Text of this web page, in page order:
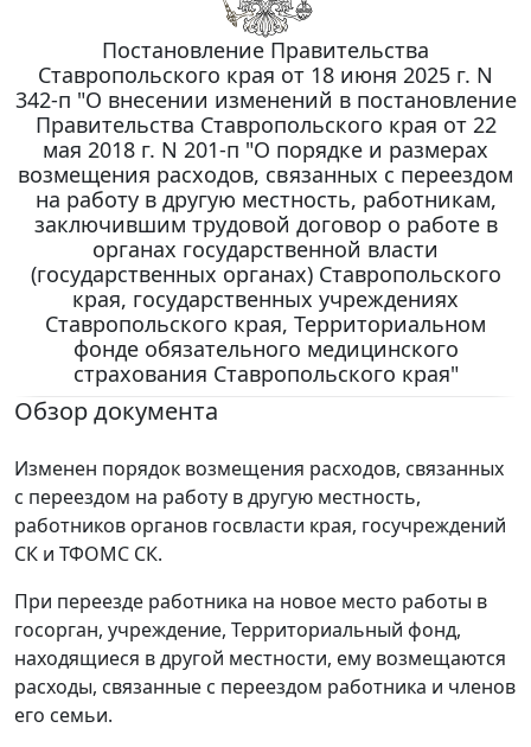
Постановление Правительства
Ставропольского края от 18 июня 2025 г. N
342-п "О внесении изменений в постановление
Правительства Ставропольского края от 22
мая 2018 г. N 201-п "О порядке и размерах
возмещения расходов, связанных с переездом
на работу в другую местность, работникам,
заключившим трудовой договор о работе в
органах государственной власти
(государственных органах) Ставропольского
края, государственных учреждениях
Ставропольского края, Территориальном
фонде обязательного медицинского
страхования Ставропольского края"
Обзор документа
Изменен порядок возмещения расходов, связанных
с переездом на работу в другую местность,
работников органов госвласти края, госучреждений
СК и ТФОМС СК.
При переезде работника на новое место работы в
госорган, учреждение, Территориальный фонд,
находящиеся в другой местности, ему возмещаются
расходы, связанные с переездом работника и членов
его семьи.